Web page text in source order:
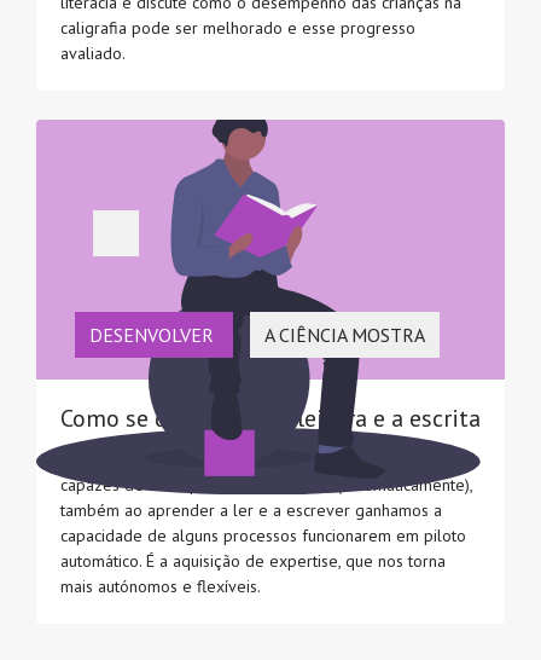
caligrafia pode ser melhorado e esse progresso
avaliado.
DESENVOLVER A CIÊNCIA MOSTRA
Como se desenvolve a leitura e a escrita
Tal como ao aprender a andar de bicicleta nos tornamos
capazes de ter equilíbrio sem pensar (automaticamente),
também ao aprender a ler e a escrever ganhamos a
capacidade de alguns processos funcionarem em piloto
automático. É a aquisição de expertise, que nos torna
mais autónomos e flexíveis.